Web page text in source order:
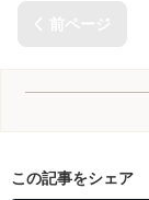
この記事をシェア